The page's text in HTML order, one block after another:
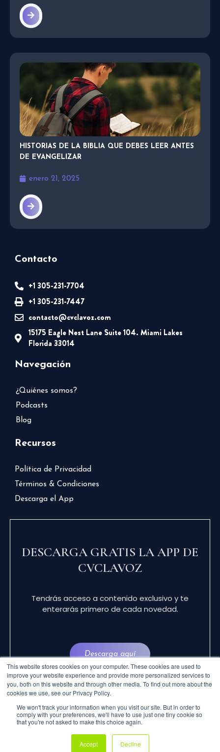
This website stores cookies on your computer. These cookies are used to
improve your website experience and provide more personalized services to
you, both on this website and through other media. To find out more about the
cookies we use, see our Privacy Policy.
We won't track your information when you visit our site. But in order to
comply with your preferences, we'll have to use just one tiny cookie so
that you're not asked to make this choice again.
Accept Decline
HISTORIAS DE LA BIBLIA QUE DEBES LEER ANTES
DE EVANGELIZAR
enero 21, 2025
Contacto
+1 305-231-7704
+1 305-231-7447
contacto@cvclavoz.com
15175 Eagle Nest Lane Suite 104. Miami Lakes
Florida 33014
Navegación
¿Quiénes somos?
Podcasts
Blog
Recursos
Política de Privacidad
Términos & Condiciones
Descarga el App
DESCARGA GRATIS LA APP DE
CVCLAVOZ
Tendrás acceso a contenido exclusivo y te
enterarás primero de cada novedad.
Descarga aquí
© 2024 CVCLAVOZ . TODOS LOS DERECHOS
RESERVADOS.